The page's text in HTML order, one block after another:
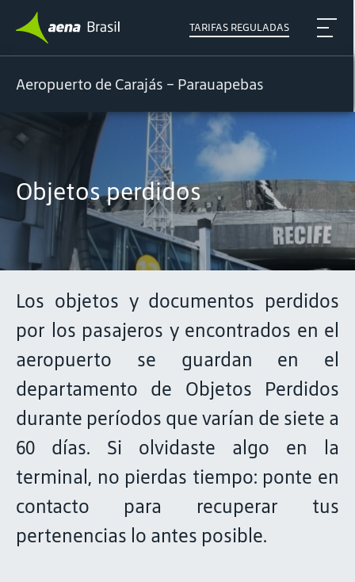
TARIFAS REGULADAS
Aeropuerto de Carajás – Parauapebas
Objetos perdidos
Los objetos y documentos perdidos
por los pasajeros y encontrados en el
aeropuerto se guardan en el
departamento de Objetos Perdidos
durante períodos que varían de siete a
60 días. Si olvidaste algo en la
terminal, no pierdas tiempo: ponte en
contacto para recuperar tus
pertenencias lo antes posible.